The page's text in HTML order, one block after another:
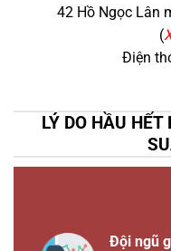
42 Hồ Ngọc Lân
(
Điện
LÝ DO HẦU
Đội ngũ